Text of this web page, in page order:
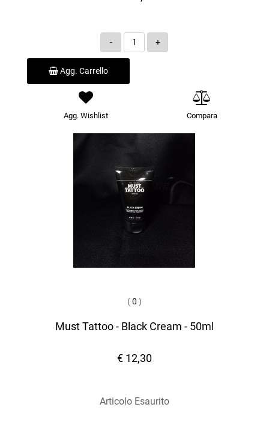
Quantità
Agg. Carrello
Agg. Wishlist Compara
(0 )
Must Tattoo - Black Cream - 50ml
€ 12,30
Articolo Esaurito